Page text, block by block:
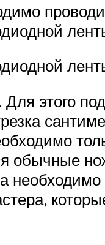
этого
обычные
необходимо